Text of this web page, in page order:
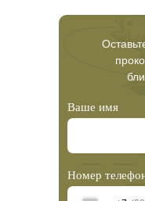
Ваше имя
Номер